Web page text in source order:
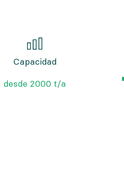
Capacidad
desde 2000 t/a